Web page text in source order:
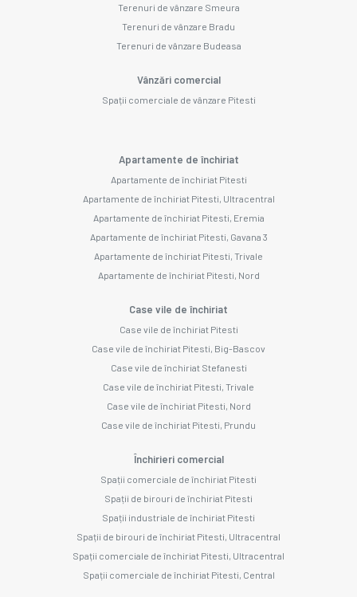
Terenuri de vânzare Smeura
Terenuri de vânzare Bradu
Terenuri de vânzare Budeasa
Vânzări comercial
Spații comerciale de vânzare Pitesti
Apartamente de închiriat
Apartamente de închiriat Pitesti
Apartamente de închiriat Pitesti, Ultracentral
Apartamente de închiriat Pitesti, Eremia
Apartamente de închiriat Pitesti, Gavana 3
Apartamente de închiriat Pitesti, Trivale
Apartamente de închiriat Pitesti, Nord
Case vile de închiriat
Case vile de închiriat Pitesti
Case vile de închiriat Pitesti, Big-Bascov
Case vile de închiriat Stefanesti
Case vile de închiriat Pitesti, Trivale
Case vile de închiriat Pitesti, Nord
Case vile de închiriat Pitesti, Prundu
Închirieri comercial
Spații comerciale de închiriat Pitesti
Spații de birouri de închiriat Pitesti
Spații industriale de închiriat Pitesti
Spații de birouri de închiriat Pitesti, Ultracentral
Spații comerciale de închiriat Pitesti, Ultracentral
Spații comerciale de închiriat Pitesti, Central